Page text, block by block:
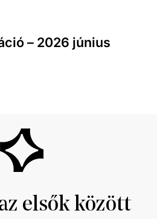
– 2026 június
elsők között